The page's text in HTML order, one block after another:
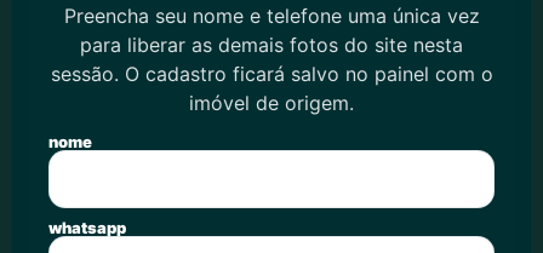
Preencha seu nome e telefone uma única vez
para liberar as demais fotos do site nesta
sessão. O cadastro ficará salvo no painel com o
imóvel de origem.
nome
whatsapp